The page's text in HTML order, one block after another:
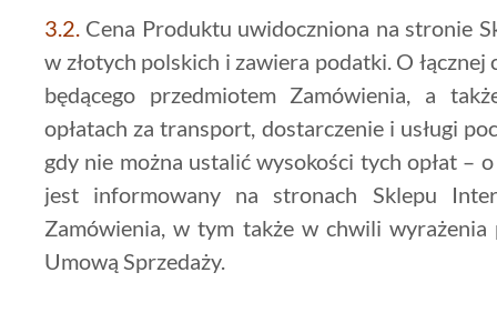
3.2. Cena Produktu uwidoczniona na stronie
w złotych polskich i zawiera podatki. O
będącego przedmiotem Zamówienia, a
opłatach za transport, dostarczenie i usługi
gdy nie można ustalić wysokości tych opłat –
jest informowany na stronach Sklepu
Zamówienia, w tym także w chwili
Umową Sprzedaży.